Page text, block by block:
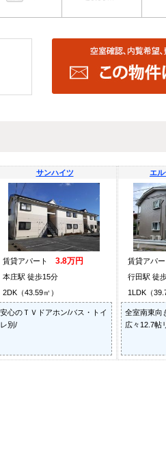
サンハイツ
賃貸アパート 3.8万円
本庄駅 徒歩15分
2DK（43.59㎡）
安心のＴＶドアホン/バス・トイ
レ別/
エル
賃貸アパ
行田駅 徒
1LDK（
全室南東向
広々12.7帖